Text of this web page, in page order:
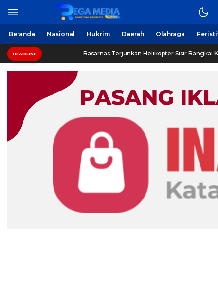
Beranda Nasional Hukrim Daerah Olahraga
HEADLINEBasarnas Terjunkan Helikopter Sisir Bangkai KMP Mutiara